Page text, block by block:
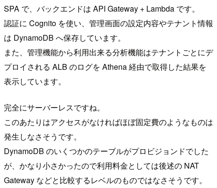
SPA で、バックエンドは API Gateway + Lambda です。
認証に Cognito を使い、管理画面の設定内容やテナント情報
は DynamoDB へ保存しています。
また、管理機能から利用出来る分析機能はテナントごとにデ
プロイされる ALB のログを Athena 経由で取得した結果を
表示しています。
完全にサーバーレスですね。
このあたりはアクセスがなければほぼ固定費のようなものは
発生しなさそうです。
DynamoDB のいくつかのテーブルがプロビジョンドでした
が、かなり小さかったので利用料金としては後述の NAT
Gateway などと比較するレベルのものではなさそうです。